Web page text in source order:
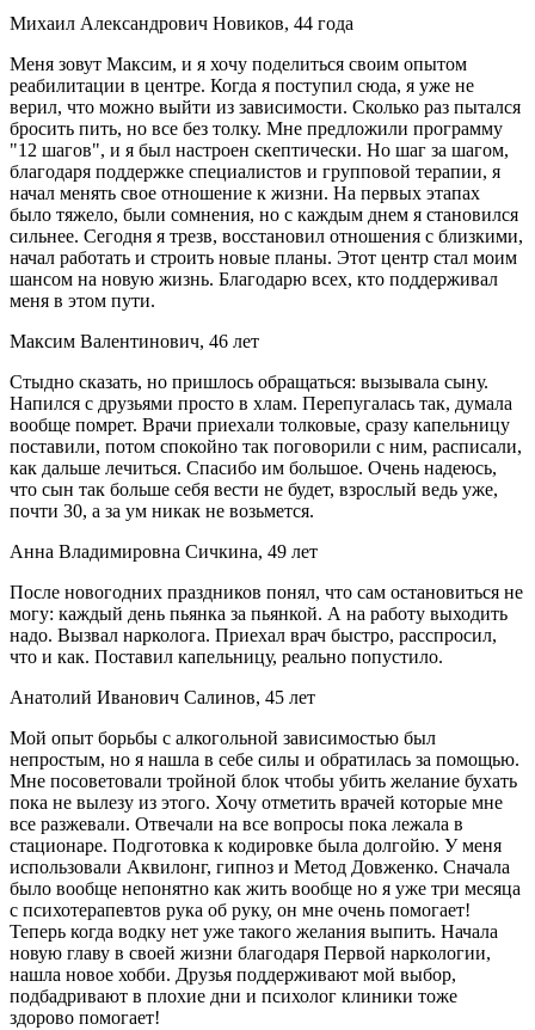
Михаил Александрович Новиков, 44 года
Меня зовут Максим, и я хочу поделиться своим опытом
реабилитации в центре. Когда я поступил сюда, я уже не
верил, что можно выйти из зависимости. Сколько раз пытался
бросить пить, но все без толку. Мне предложили программу
"12 шагов", и я был настроен скептически. Но шаг за шагом,
благодаря поддержке специалистов и групповой терапии, я
начал менять свое отношение к жизни. На первых этапах
было тяжело, были сомнения, но с каждым днем я становился
сильнее. Сегодня я трезв, восстановил отношения с близкими,
начал работать и строить новые планы. Этот центр стал моим
шансом на новую жизнь. Благодарю всех, кто поддерживал
меня в этом пути.
Максим Валентинович, 46 лет
Стыдно сказать, но пришлось обращаться: вызывала сыну.
Напился с друзьями просто в хлам. Перепугалась так, думала
вообще помрет. Врачи приехали толковые, сразу капельницу
поставили, потом спокойно так поговорили с ним, расписали,
как дальше лечиться. Спасибо им большое. Очень надеюсь,
что сын так больше себя вести не будет, взрослый ведь уже,
почти 30, а за ум никак не возьмется.
Анна Владимировна Сичкина, 49 лет
После новогодних праздников понял, что сам остановиться не
могу: каждый день пьянка за пьянкой. А на работу выходить
надо. Вызвал нарколога. Приехал врач быстро, расспросил,
что и как. Поставил капельницу, реально попустило.
Анатолий Иванович Салинов, 45 лет
Мой опыт борьбы с алкогольной зависимостью был
непростым, но я нашла в себе силы и обратилась за помощью.
Мне посоветовали тройной блок чтобы убить желание бухать
пока не вылезу из этого. Хочу отметить врачей которые мне
все разжевали. Отвечали на все вопросы пока лежала в
стационаре. Подготовка к кодировке была долгойю. У меня
использовали Аквилонг, гипноз и Метод Довженко. Сначала
было вообще непонятно как жить вообще но я уже три месяца
с психотерапевтов рука об руку, он мне очень помогает!
Теперь когда водку нет уже такого желания выпить. Начала
новую главу в своей жизни благодаря Первой наркологии,
нашла новое хобби. Друзья поддерживают мой выбор,
подбадривают в плохие дни и психолог клиники тоже
здорово помогает!